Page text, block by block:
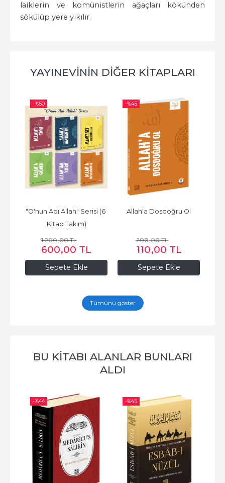
laiklerin ve komünistlerin ağaçları kökünden
sökülüp yere yıkılır.
YAYINEVININ DIĞER KITAPLARI
-%50
Sepete Ekle
"O'nun Adı Allah" Serisi (6
Kitap Takım)
1.200,00TL
600,00 TL
-%45
Sepete Ekle
Allah'a Dosdoğru Ol
200,00TL
110,00 TL
Tümünü göster
BU KITABI ALANLAR BUNLARI
ALDI
-%44 -%45